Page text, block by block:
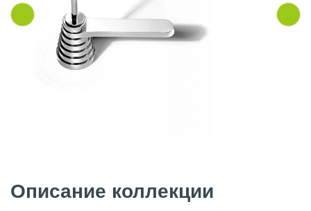
Описание коллекции